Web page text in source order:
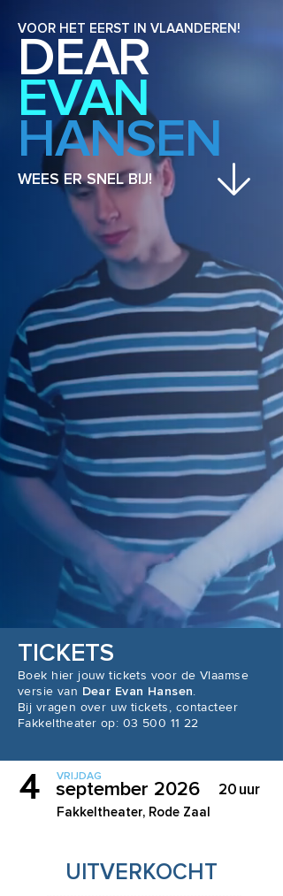
VOOR HET EERST IN VLAANDEREN!
DEAR
EVAN
HANSEN
WEES ER SNEL BIJ!
TICKETS
Boek hier jouw tickets voor de Vlaamse
versie van Dear Evan Hansen.
Bij vragen over uw tickets, contacteer
Fakkeltheater op: 03 500 11 22
4 september 2026
VRIJDAG
20uur
Fakkeltheater, Rode Zaal
UITVERKOCHT